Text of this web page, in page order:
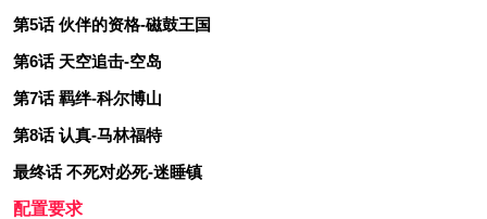
第5话 伙伴的资格-磁鼓王国
第6话 天空追击-空岛
第7话 羁绊-科尔博山
第8话 认真-马林福特
最终话 不死对必死-迷睡镇
配置要求